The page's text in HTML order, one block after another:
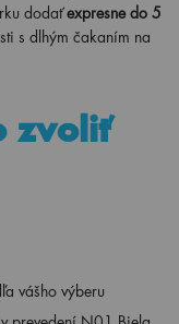
dodaťexpresne do 5
s dlhým čakaním na
zvoliť
vášho výberu